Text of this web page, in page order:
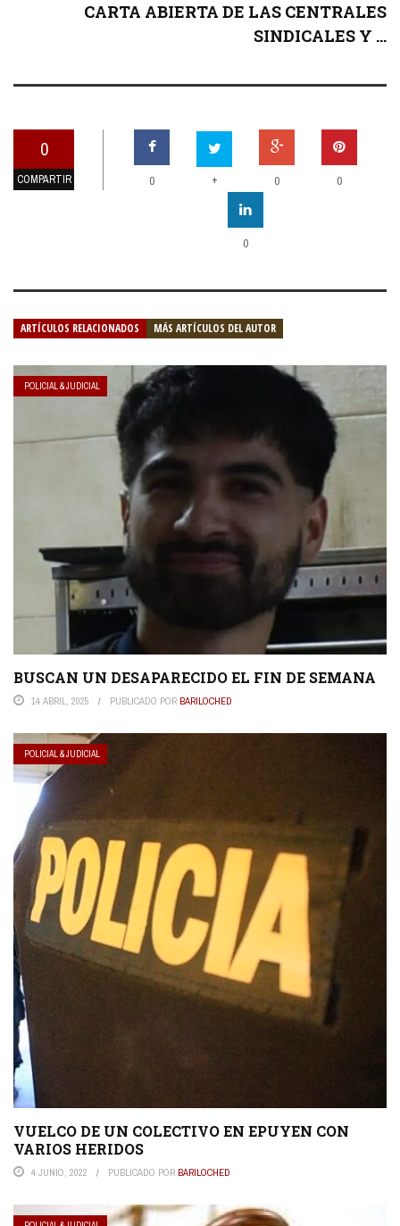
CARTA ABIERTA DE LAS CENTRALES
SINDICALES Y ...
0
COMPARTIR 0 + 0 0
0
ARTÍCULOS RELACIONADOS MÁS ARTÍCULOS DEL AUTOR
POLICIAL & JUDICIAL
BUSCAN UN DESAPARECIDO EL FIN DE SEMANA
14 ABRIL, 2025 PUBLICADO POR BARILOCHED
POLICIAL & JUDICIAL
VUELCO DE UN COLECTIVO EN EPUYEN CON
VARIOS HERIDOS
4 JUNIO, 2022 PUBLICADO POR BARILOCHED